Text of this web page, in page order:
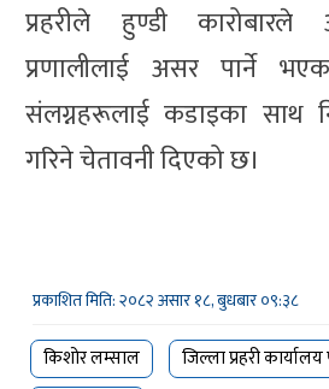
प्रहरीले हुण्डी कारोबारले
प्रणालीलाई असर पार्ने
संलग्नहरूलाई कडाइका साथ
गरिने चेतावनी दिएको छ।
प्रकाशित मिति: २०८२ असार १८, बुधबार ०९:३८
किशोर लम्साल जिल्ला प्रहरी कार्यालय